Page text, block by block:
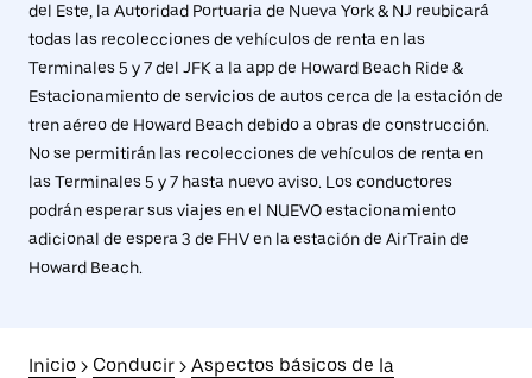
del Este, la Autoridad Portuaria de Nueva York & NJ reubicará
todas las recolecciones de vehículos de renta en las
Terminales 5 y 7 del JFK a la app de Howard Beach Ride &
Estacionamiento de servicios de autos cerca de la estación de
tren aéreo de Howard Beach debido a obras de construcción.
No se permitirán las recolecciones de vehículos de renta en
las Terminales 5 y 7 hasta nuevo aviso. Los conductores
podrán esperar sus viajes en el NUEVO estacionamiento
adicional de espera 3 de FHV en la estación de AirTrain de
Howard Beach.
Inicio > Conducir > Aspectos básicos de la